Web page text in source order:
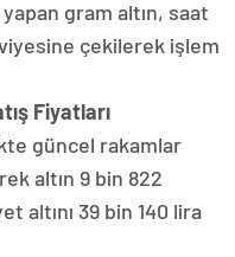
gram altın, saat
çekilerek işlem
Fiyatları
güncel rakamlar
altın 9 bin 822
altını 39 bin 140 lira